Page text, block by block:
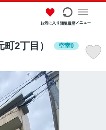
お気に入り閲覧履歴メニュー
2丁目） 空室0